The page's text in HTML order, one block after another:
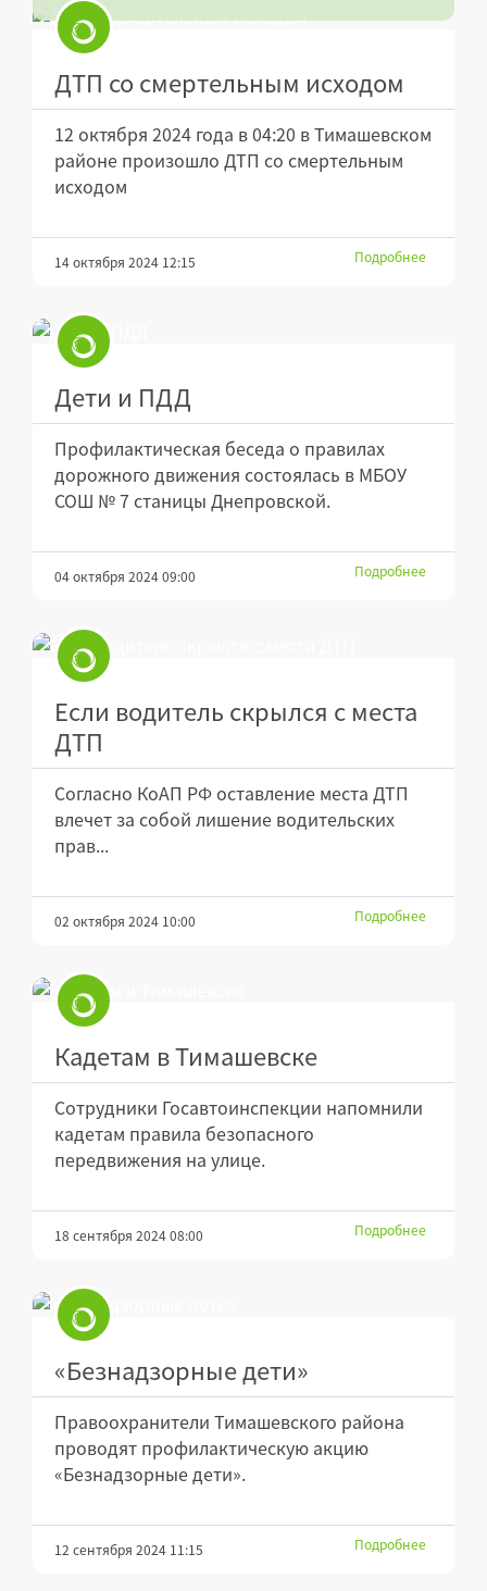
ДТП со смертельным исходом
12 октября 2024 года в 04:20 в Тимашевском
районе произошло ДТП со смертельным
исходом
14 октября 2024 12:15 Подробнее
Дети и ПДД
Профилактическая беседа о правилах
дорожного движения состоялась в МБОУ
СОШ № 7 станицы Днепровской.
04 октября 2024 09:00 Подробнее
Если водитель скрылся с места
ДТП
Согласно КоАП РФ оставление места ДТП
влечет за собой лишение водительских
прав...
02 октября 2024 10:00 Подробнее
Кадетам в Тимашевске
Сотрудники Госавтоинспекции напомнили
кадетам правила безопасного
передвижения на улице.
18 сентября 2024 08:00 Подробнее
«Безнадзорные дети»
Правоохранители Тимашевского района
проводят профилактическую акцию
«Безнадзорные дети».
12 сентября 2024 11:15 Подробнее